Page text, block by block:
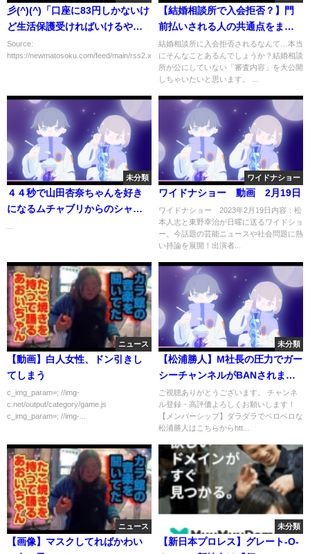
彡(^)(^)「口座に83円しかないけ
ど生活保護受ければいけるやろ
ｗｗｗ」窓口「ダメです！」彡
(●)(●)
Source:
https://newmatosoku.com/feed/main/rss2.xml...
【結婚相談所で入会拒否？】門
前払いされる人の共通点をまと
めてみた！
結婚相談所に入会拒否されるなんて…本当
にそんなことあるんでしょうか？結婚相談
所が公にしていない「審査内容」を大公開
しちゃいたいと思います。 ...
未分類
４４秒で山田杏奈ちゃんを好き
になるムチャブリからのシャド
ワイドナショー
ワイドナショー 動画 2月19日
ワイドナショー 2023年2月19日内容：松
本人志と東野幸治が日曜に送るワイドショ
ー。今話題の芸能ニュースや社会問題に熱
い持論を展開！出演者...
ニュース
【動画】白人女性、ドン引きし
てしまう
c_img_param=; //img-
c.net/output/category/game.js
c_img_param=; //img-...
未分類
【松浦勝人】M社長の圧力でガー
シーチャンネルがBANされまし
た【avex会長切り抜き/三木谷浩
史/東谷義和】
ご視聴ありがとうございます。 チャンネ
ル登録・高評価よろしくお願いします！
【メンバーシップ】ダラダラでベロベロな
松浦勝人はこちらからhtt...
ニュース
【画像】マスクしてればかわい
未分類
【新日本プロレス】グレート-O-